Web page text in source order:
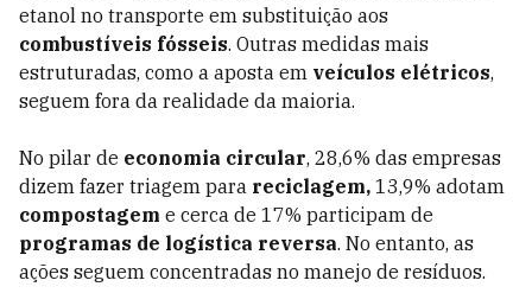
etanol no transporte em substituição aos
combustíveis fósseis. Outras medidas mais
estruturadas, como a aposta em veículos elétricos,
seguem fora da realidade da maioria.
No pilar de economia circular, 28,6% das empresas
dizem fazer triagem para reciclagem, 13,9% adotam
compostagem e cerca de 17% participam de
programas de logística reversa. No entanto, as
ações seguem concentradas no manejo de resíduos.